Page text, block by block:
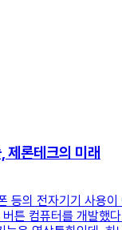
제론테크의 미래
등의 전자기기 사용
튼 컴퓨터를 개발했